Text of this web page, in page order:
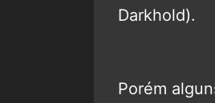
Darkhold).
Porém